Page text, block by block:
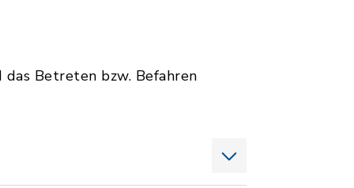
das Betreten bzw. Befahren